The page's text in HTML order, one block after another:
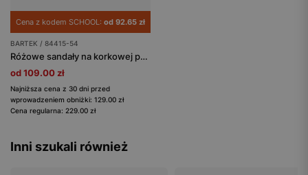
Cena z kodem SCHOOL: od 92.65 zł
BARTEK / 84415-54
Różowe sandały na korkowej podeszwie BARTEK 84415-54 ze złotą odczepianą ozdobą
od 109.00 zł
Najniższa cena z 30 dni przed
wprowadzeniem obniżki: 129.00 zł
Cena regularna: 229.00 zł
Inni szukali również